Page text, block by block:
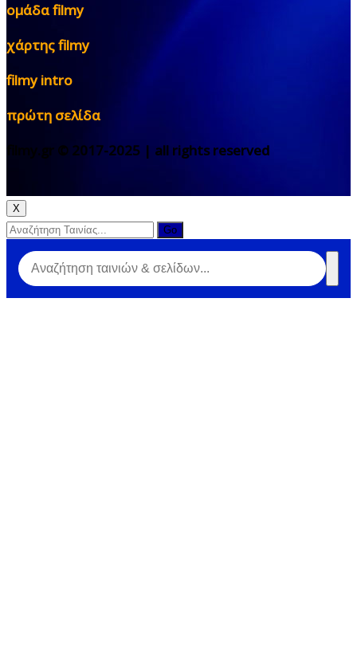
ομάδα filmy
χάρτης filmy
filmy intro
πρώτη σελίδα
filmy.gr © 2017-2025 | all rights reserved
X